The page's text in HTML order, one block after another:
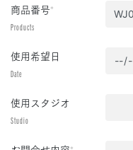
商品番号*
Products
使用希望日
Date
使用スタジオ
Studio